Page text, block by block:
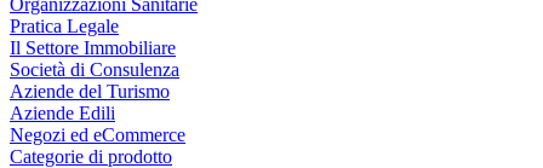
Organizzazioni Sanitarie
Pratica Legale
Il Settore Immobiliare
Società di Consulenza
Aziende del Turismo
Aziende Edili
Negozi ed eCommerce
Categorie di prodotto